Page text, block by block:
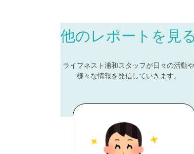
他のレポートを見る
ライフネスト浦和スタッフが日々の活動や
様々な情報を発信していきます。